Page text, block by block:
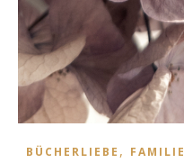
BÜCHERLIEBE , FAMILIE